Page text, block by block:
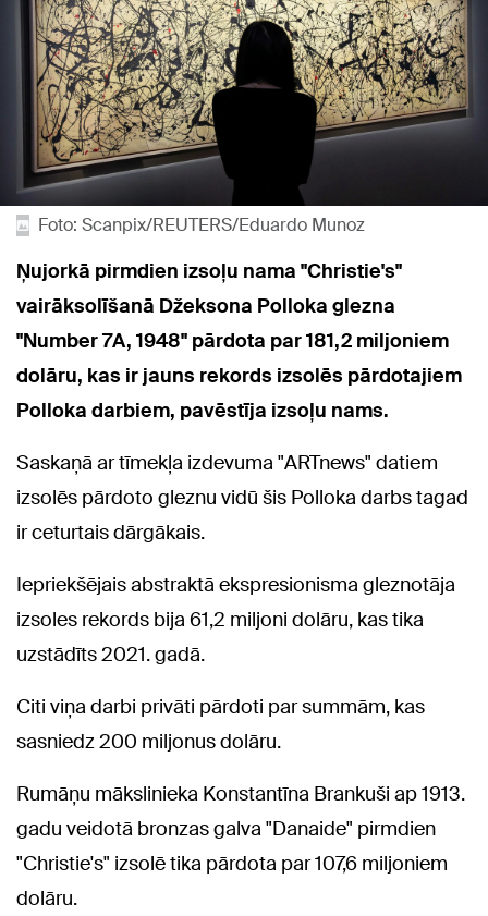
Foto: Scanpix/REUTERS/Eduardo Munoz
Ņujorkā pirmdien izsoļu nama "Christie's"
vairāksolīšanā Džeksona Polloka glezna
"Number 7A, 1948" pārdota par 181,2 miljoniem
dolāru, kas ir jauns rekords izsolēs pārdotajiem
Polloka darbiem, pavēstīja izsoļu nams.
Saskaņā ar tīmekļa izdevuma "ARTnews" datiem
izsolēs pārdoto gleznu vidū šis Polloka darbs tagad
ir ceturtais dārgākais.
Iepriekšējais abstraktā ekspresionisma gleznotāja
izsoles rekords bija 61,2 miljoni dolāru, kas tika
uzstādīts 2021. gadā.
Citi viņa darbi privāti pārdoti par summām, kas
sasniedz 200 miljonus dolāru.
Rumāņu mākslinieka Konstantīna Brankuši ap 1913.
gadu veidotā bronzas galva "Danaide" pirmdien
"Christie's" izsolē tika pārdota par 107,6 miljoniem
dolāru.